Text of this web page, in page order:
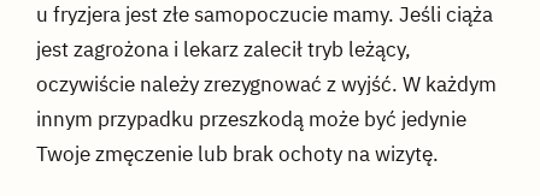
u fryzjera jest złe samopoczucie mamy. Jeśli ciąża
jest zagrożona i lekarz zalecił tryb leżący,
oczywiście należy zrezygnować z wyjść. W każdym
innym przypadku przeszkodą może być jedynie
Twoje zmęczenie lub brak ochoty na wizytę.